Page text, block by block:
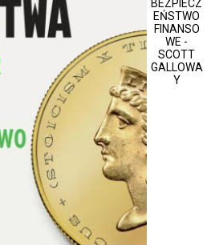
BEZPIECZ
EŃSTWO
FINANSO
WE -
SCOTT
GALLOWA
Y